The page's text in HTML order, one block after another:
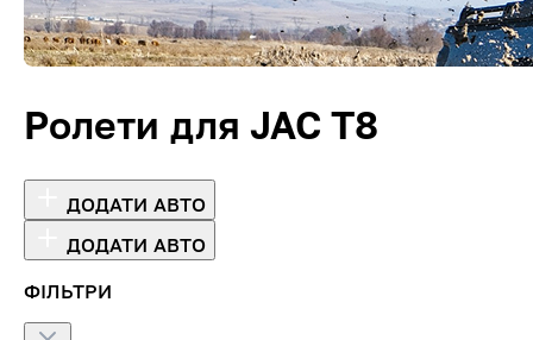
Ролети для JAC T8
ДОДАТИ АВТО
ДОДАТИ АВТО
ФІЛЬТРИ